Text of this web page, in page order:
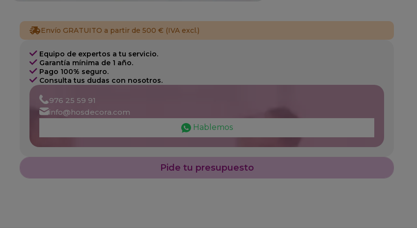
Envío GRATUITO a partir de 500 € (IVA excl.)
Equipo de expertos a tu servicio.
Garantía mínima de 1 año.
Pago 100% seguro.
Consulta tus dudas con nosotros.
976 25 59 91
info@hosdecora.com
Hablemos
Pide tu presupuesto